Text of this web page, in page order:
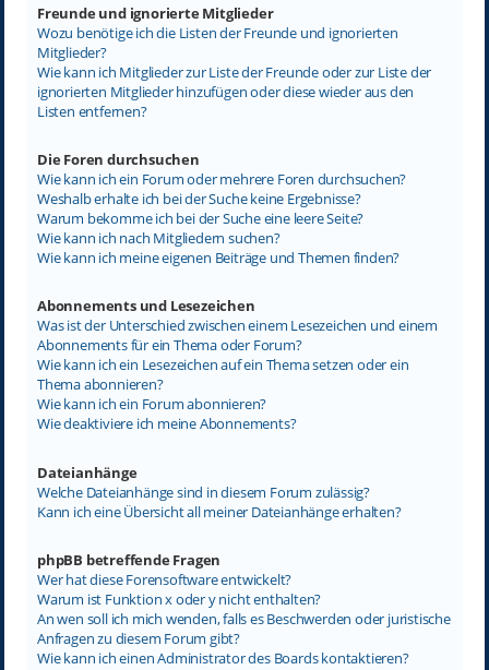
Freunde und ignorierte Mitglieder
Wozu benötige ich die Listen der Freunde und ignorierten
Mitglieder?
Wie kann ich Mitglieder zur Liste der Freunde oder zur Liste der
ignorierten Mitglieder hinzufügen oder diese wieder aus den
Listen entfernen?
Die Foren durchsuchen
Wie kann ich ein Forum oder mehrere Foren durchsuchen?
Weshalb erhalte ich bei der Suche keine Ergebnisse?
Warum bekomme ich bei der Suche eine leere Seite?
Wie kann ich nach Mitgliedern suchen?
Wie kann ich meine eigenen Beiträge und Themen finden?
Abonnements und Lesezeichen
Was ist der Unterschied zwischen einem Lesezeichen und einem
Abonnements für ein Thema oder Forum?
Wie kann ich ein Lesezeichen auf ein Thema setzen oder ein
Thema abonnieren?
Wie kann ich ein Forum abonnieren?
Wie deaktiviere ich meine Abonnements?
Dateianhänge
Welche Dateianhänge sind in diesem Forum zulässig?
Kann ich eine Übersicht all meiner Dateianhänge erhalten?
phpBB betreffende Fragen
Wer hat diese Forensoftware entwickelt?
Warum ist Funktion x oder y nicht enthalten?
An wen soll ich mich wenden, falls es Beschwerden oder juristische
Anfragen zu diesem Forum gibt?
Wie kann ich einen Administrator des Boards kontaktieren?